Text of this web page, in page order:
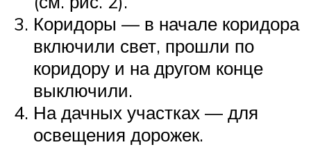
Коридоры — в начале коридора
включили свет, прошли по
коридору и на другом конце
выключили.
На дачных участках — для
освещения дорожек.